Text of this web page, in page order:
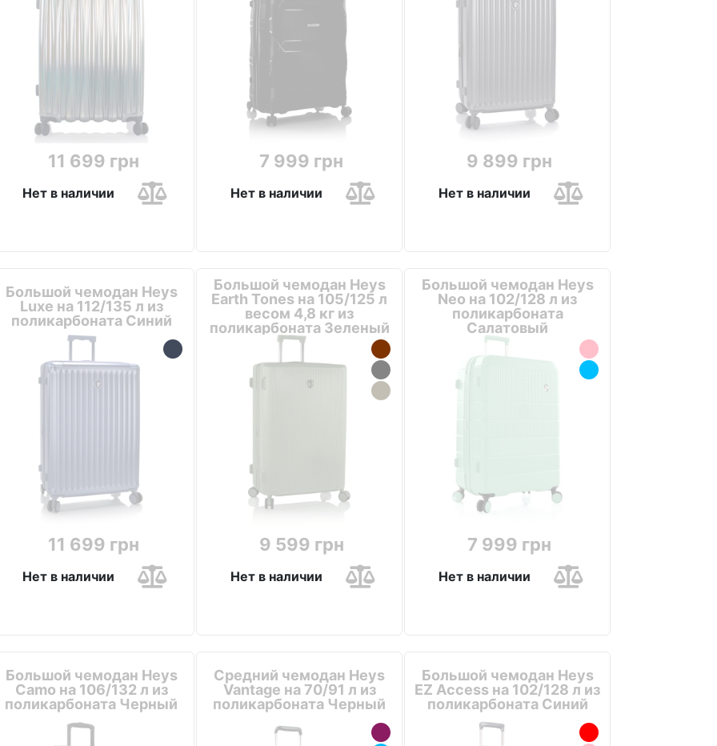
11 699 грн
Нет в наличии
7 999 грн
Нет в наличии
9 899 грн
Нет в наличии
Большой чемодан Heys
Luxe на 112/135 л из
поликарбоната Синий
11 699 грн
Нет в наличии
Большой чемодан Heys
Earth Tones на 105/125 л
весом 4,8 кг из
поликарбоната Зеленый
9 599 грн
Нет в наличии
Большой чемодан Heys
Neo на 102/128 л из
поликарбоната
Салатовый
7 999 грн
Нет в наличии
Большой чемодан Heys
Camo на 106/132 л из
поликарбоната Черный
Средний чемодан Heys
Vantage на 70/91 л из
поликарбоната Черный
Большой чемодан Heys
EZ Access на 102/128 л из
поликарбоната Синий